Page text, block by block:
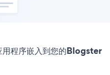
程序嵌入到您的Blogster